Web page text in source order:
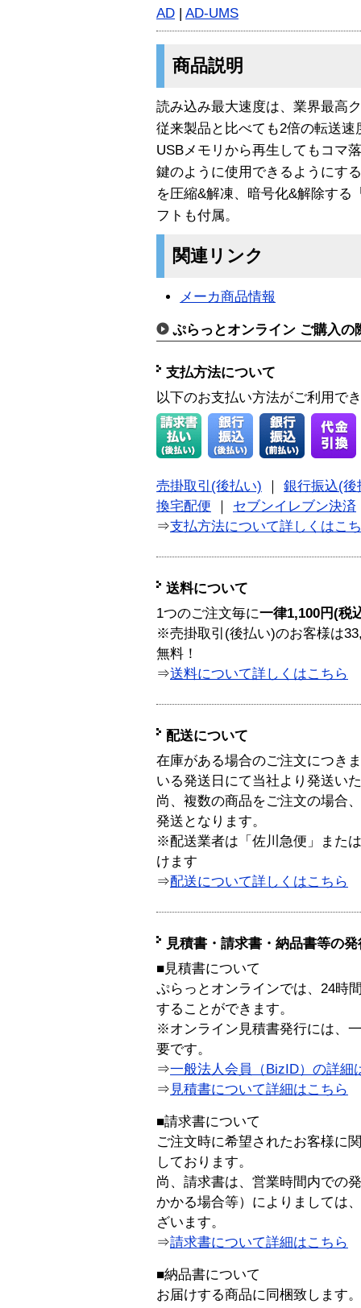
AD | AD-UMS
商品説明
読み込み最大速度は、業界最高
従来製品と比べても2倍の転送
USBメモリから再生してもコマ
鍵のように使用できるようにす
を圧縮&解凍、暗号化&解除する
フトも付属。
関連リンク
メーカ商品情報
ぷらっとオンライン ご購入の
支払方法について
以下のお支払い方法がご利用で
売掛取引(後払い)
銀行振込(後
換宅配便
セブンイレブン決済
⇒支払方法について詳しくはこ
送料について
1つのご注文毎に一律1,100円(税
※売掛取引(後払い)のお客様は
無料！
⇒送料について詳しくはこちら
配送について
在庫がある場合のご注文につき
いる発送日にて当社より発送い
尚、複数の商品をご注文の場合
発送となります。
※配送業者は「佐川急便」また
けます
⇒配送について詳しくはこちら
見積書・請求書・納品書等の
■見積書について
ぷらっとオンラインでは、24時
することができます。
※オンライン見積書発行には、
要です。
⇒一般法人会員（BizID）の詳細
⇒ 見積書について詳細はこちら
■請求書について
ご注文時に希望されたお客様に
しております。
尚、請求書は、営業時間内での
かかる場合等）によりましては
ざいます。
⇒請求書について詳細はこちら
■納品書について
お届けする商品に同梱致します。